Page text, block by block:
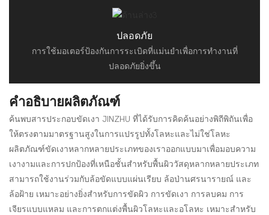
ปลอดภัย
การใช้มอเตอร์ป้องกันการระเบิดที่แม่นยำเพื่อการทำงานที่
ปลอดภัยยิ่งขึ้น
คำอธิบายผลิตภัณฑ์
ค้นพบสารประกอบขัดเงา JINZHU ที่ได้รับการคิดค้นอย่างพิถีพิถันเพื่อ
ให้ตรงตามมาตรฐานสูงในการแปรรูปทั้งโลหะและไม่ใช่โลหะ
ผลิตภัณฑ์ขัดเงาหลากหลายประเภทของเราออกแบบมาเพื่อมอบความ
เงางามและการปกป้องที่เหนือชั้นสำหรับพื้นผิววัสดุหลากหลายประเภท
สามารถใช้งานร่วมกับล้อขัดแบบแผ่นเรียบ ล้อป่านศรนารายณ์ และ
ล้อฝ้าย เหมาะอย่างยิ่งสำหรับการขัดผิว การขัดเงา การลบคม การ
เจียรแบบแหลม และการตกแต่งพื้นผิวโลหะและอโลหะ เหมาะสำหรับ